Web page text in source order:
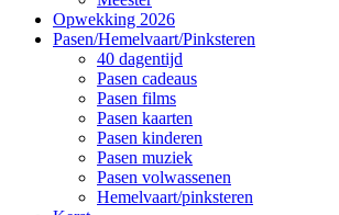
Opwekking 2026
Pasen/Hemelvaart/Pinksteren
40 dagentijd
Pasen cadeaus
Pasen films
Pasen kaarten
Pasen kinderen
Pasen muziek
Pasen volwassenen
Hemelvaart/pinksteren